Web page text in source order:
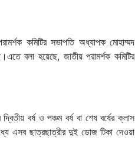
কমিটির সভাপতি অধ্যাপক মোহাম্মদ
বলা হয়েছে, জাতীয় পরামর্শক কমিটির
বর্ষ ও পঞ্চম বর্ষ বা শেষ বর্ষের ক্লাস
এসব ছাত্রছাত্রীর দুই ডোজ টিকা দেওয়া